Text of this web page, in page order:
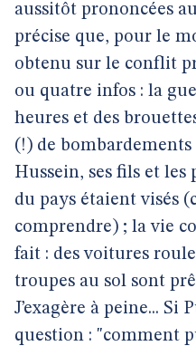
aussitôt prononcées
précise que, pour le
obtenu sur le conflit
ou quatre infos : la
heures et des
(!) de bombardements
Hussein, ses fils et les
du pays étaient visés
comprendre) ; la vie
fait : des voitures
troupes au sol sont
J’exagère à peine... Si
question : "comment